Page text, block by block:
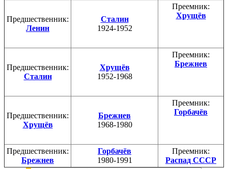
Предшественник:
Ленин
Сталин
1924-1952
Преемник:
Хрущёв
Предшественник:
Сталин
Хрущёв
1952-1968
Преемник:
Брежнев
Предшественник:
Хрущёв
Брежнев
1968-1980
Преемник:
Горбачёв
Предшественник:
Брежнев
Горбачёв
1980-1991
Преемник:
Распад СССР